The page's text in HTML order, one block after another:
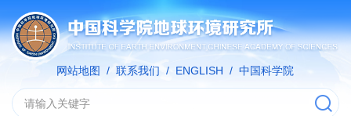
网站地图 / 联系我们 / ENGLISH / 中国科学院